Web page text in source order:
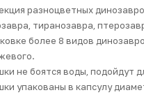
разноцветных
тиранозавра,
более 8 видов
не боятся воды, подойдут
упакованы в капсулу